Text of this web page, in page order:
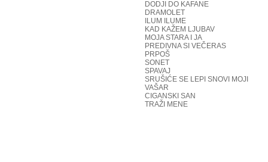
DODJI DO KAFANE
DRAMOLET
ILUM ILUME
KAD KAŽEM LJUBAV
MOJA STARA I JA
PREDIVNA SI VEČERAS
PRPOŠ
SONET
SPAVAJ
SRUŠIĆE SE LEPI SNOVI MOJI
VAŠAR
CIGANSKI SAN
TRAŽI MENE